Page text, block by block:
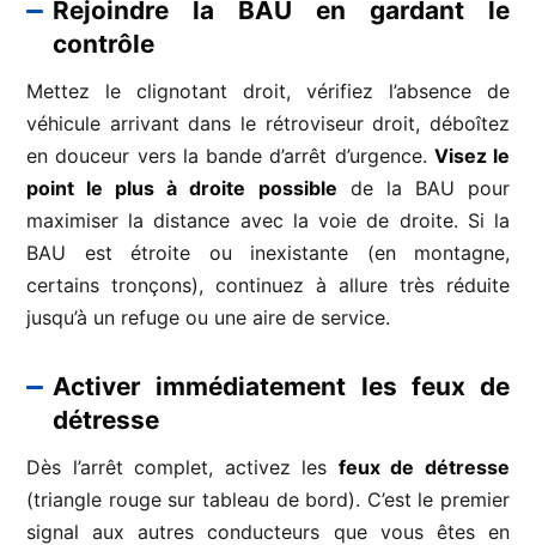
Rejoindre la BAU en gardant le
contrôle
Mettez le clignotant droit, vérifiez l’absence de
véhicule arrivant dans le rétroviseur droit, déboîtez
en douceur vers la bande d’arrêt d’urgence. Visez le
point le plus à droite possible de la BAU pour
maximiser la distance avec la voie de droite. Si la
BAU est étroite ou inexistante (en montagne,
certains tronçons), continuez à allure très réduite
jusqu’à un refuge ou une aire de service.
Activer immédiatement les feux de
détresse
Dès l’arrêt complet, activez les feux de détresse
(triangle rouge sur tableau de bord). C’est le premier
signal aux autres conducteurs que vous êtes en